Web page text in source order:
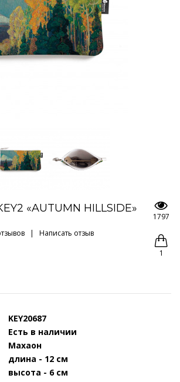
«AUTUMN HILLSIDE»
| Написать отзыв
1797
1
KEY20687
Есть в наличии
Махаон
длина - 12 см
высота - 6 см